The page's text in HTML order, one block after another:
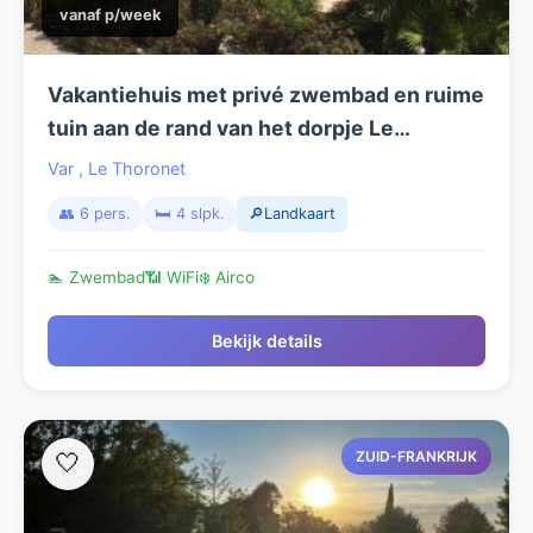
vanaf p/week
Vakantiehuis met privé zwembad en ruime
tuin aan de rand van het dorpje Le
Thoronet (VAR) PROVENCE
Var , Le Thoronet
👥 6 pers. 🛏️ 4 slpk. 🔎Landkaart
🏊 Zwembad📶 WiFi❄️ Airco
Bekijk details
ZUID-FRANKRIJK
🤍